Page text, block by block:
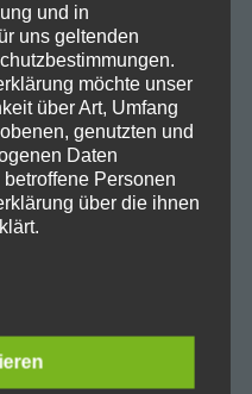
Eschwege
und in
uns geltenden
möchte unser
über Art, Umfang
genutzten und
Daten
Personen
über die ihnen
Verantwortlicher
diese Internetseite
Daten
Internetbasierte